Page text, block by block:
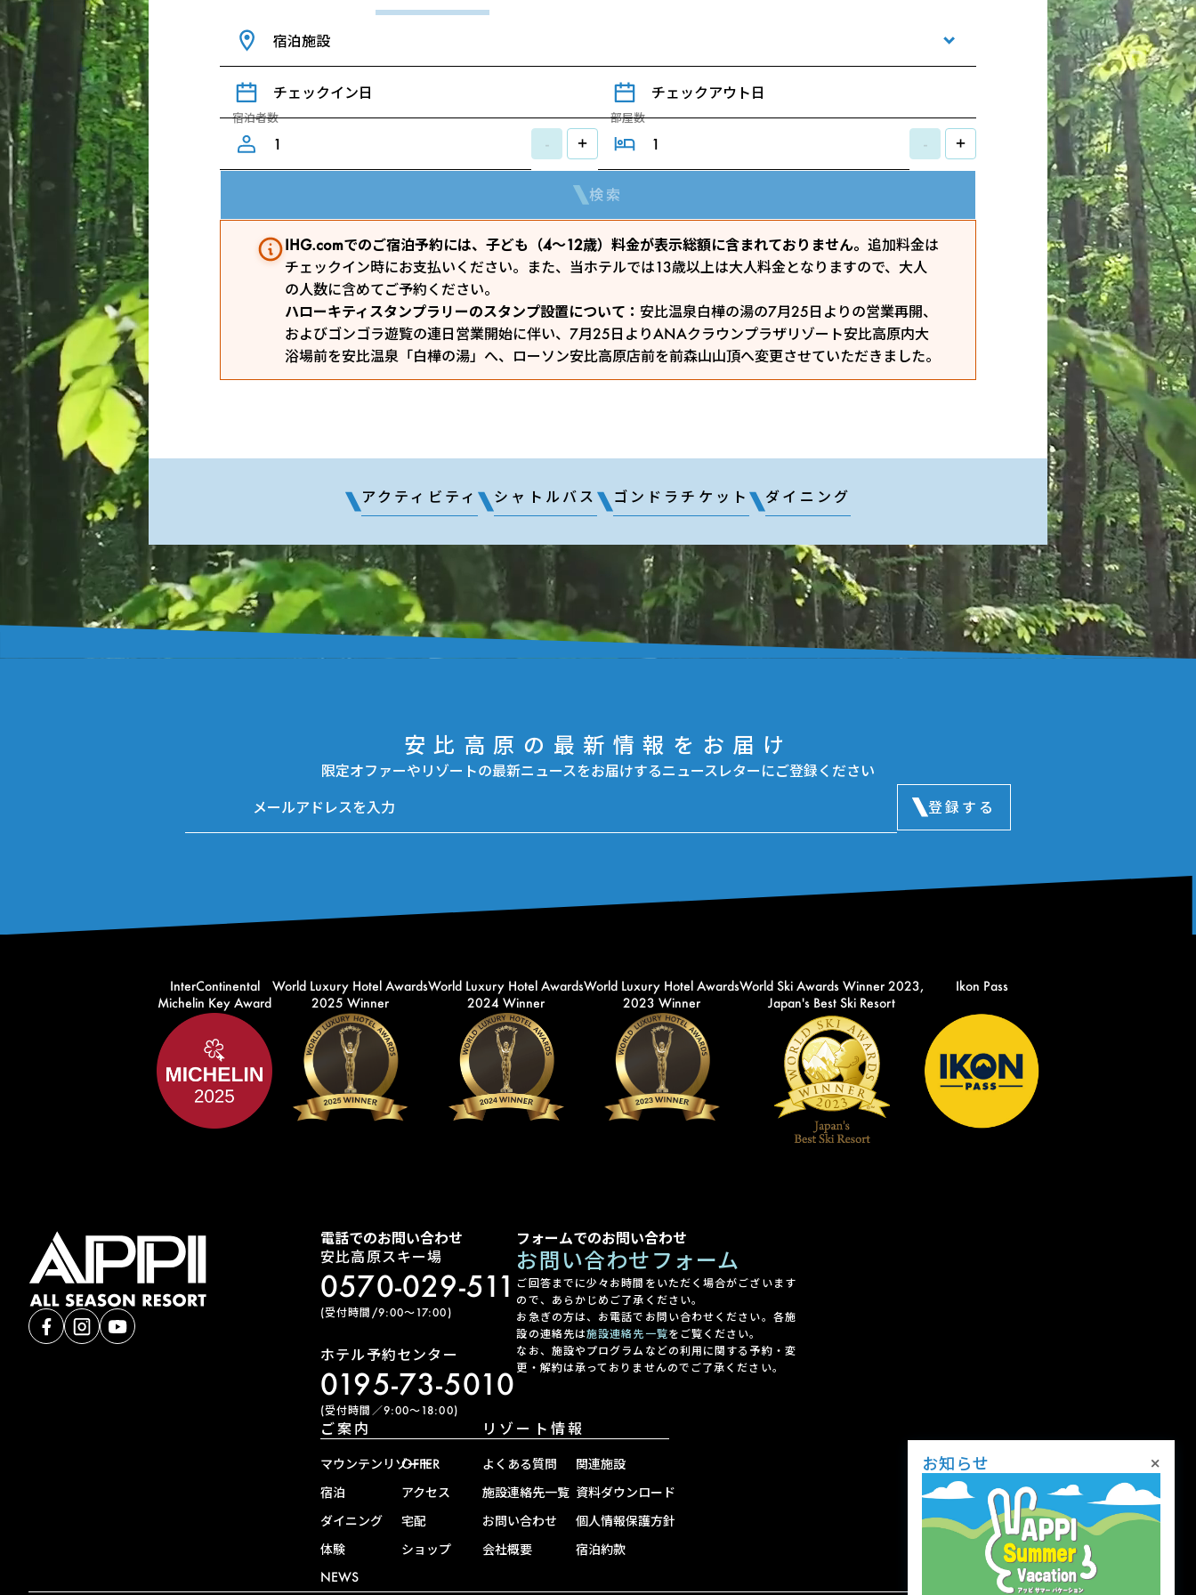
宿泊施設
チェックイン日 チェックアウト日
宿泊者数
- +
部屋数
- +
検索
IHG.comでのご宿泊予約には、子ども（4～12歳）料金が表示総額に含まれておりません。 追加料金は
チェックイン時にお支払いください。また、当ホテルでは13歳以上は大人料金となりますので、大人
の人数に含めてご予約ください。
ハローキティスタンプラリーのスタンプ設置について： 安比温泉白樺の湯の7月25日よりの営業再開、
およびゴンゴラ遊覧の連日営業開始に伴い、7月25日よりANAクラウンプラザリゾート安比高原内大
浴場前を安比温泉「白樺の湯」へ、ローソン安比高原店前を前森山山頂へ変更させていただきました。
アクティビティ シャトルバス ゴンドラチケット ダイニング
安比高原の最新情報をお届け
限定オファーやリゾートの最新ニュースをお届けするニュースレターにご登録ください
登録する
InterContinental
Michelin Key Award
World Luxury Hotel Awards
2025 Winner
World Luxury Hotel Awards
2024 Winner
World Luxury Hotel Awards
2023 Winner
World Ski Awards Winner 2023,
Japan's Best Ski Resort
Ikon Pass
電話でのお問い合わせ
安比高原スキー場
0570-029-511
(受付時間/9:00〜17:00)
ホテル予約センター
0195-73-5010
(受付時間／9:00〜18:00)
フォームでのお問い合わせ
お問い合わせフォーム
ご回答までに少々お時間をいただく場合がございます
ので、あらかじめご了承ください。
お急ぎの方は、お電話でお問い合わせください。各施
設の連絡先は施設連絡先一覧をご覧ください。
なお、施設やプログラムなどの利用に関する予約・変
更・解約は承っておりませんのでご了承ください。
ご案内
マウンテンリゾート
宿泊
ダイニング
体験
NEWS
OFFER
アクセス
宅配
ショップ
リゾート情報
よくある質問
施設連絡先一覧
お問い合わせ
会社概要
関連施設
資料ダウンロード
個人情報保護方針
宿泊約款
お知らせ ×